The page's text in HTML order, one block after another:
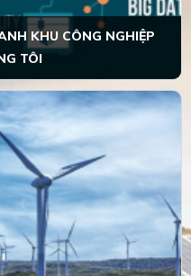
KHU CÔNG NGHIỆP
TÔI